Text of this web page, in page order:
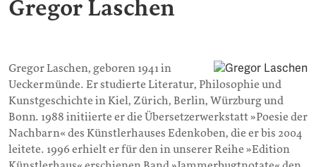
Gregor Laschen
Gregor Laschen, geboren 1941 in
Ueckermünde. Er studierte Literatur, Philosophie und
Kunstgeschichte in Kiel, Zürich, Berlin, Würzburg und
Bonn. 1988 initiierte er die Übersetzerwerkstatt »Poesie der
Nachbarn« des Künstlerhauses Edenkoben, die er bis 2004
leitete. 1996 erhielt er für den in unserer Reihe »Edition